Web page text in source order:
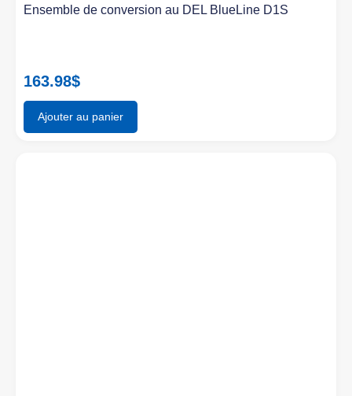
Ensemble de conversion au DEL BlueLine D1S
163.98$
Ajouter au panier